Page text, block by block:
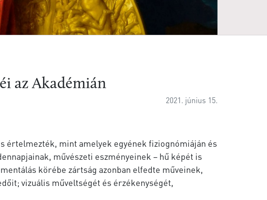
az Akadémián
2021. június 15.
értelmezték, mint amelyek egyének fiziognómiáján és
művészeti eszményeinek – hű képét is
körébe zártság azonban elfedte műveinek,
vizuális műveltségét és érzékenységét,